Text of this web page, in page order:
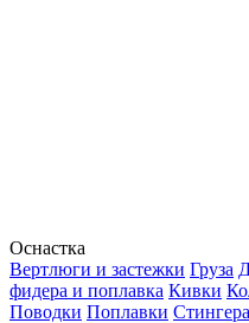
Оснастка
Вертлюги и застежки Груза
фидера и поплавка Кивки
Поводки Поплавки Стингера